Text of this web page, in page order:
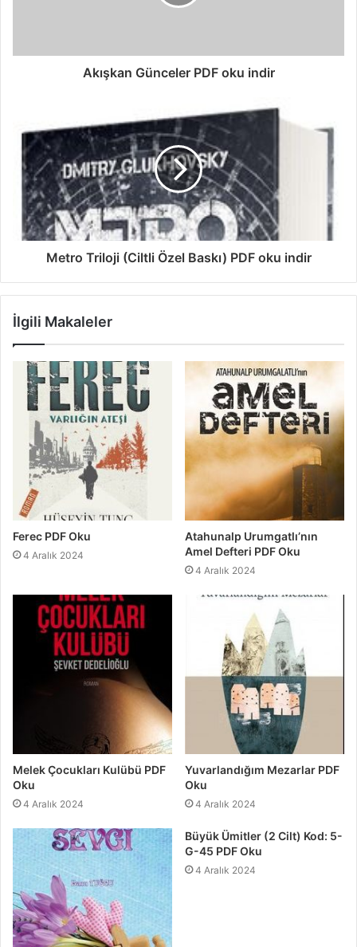
Akışkan Günceler PDF oku indir
Metro Triloji (Ciltli Özel Baskı) PDF oku indir
İlgili Makaleler
Ferec PDF Oku
4 Aralık 2024
Atahunalp Urumgatlı’nın
Amel Defteri PDF Oku
4 Aralık 2024
Melek Çocukları Kulübü PDF
Oku
4 Aralık 2024
Yuvarlandığım Mezarlar PDF
Oku
4 Aralık 2024
Büyük Ümitler (2 Cilt) Kod: 5-
G-45 PDF Oku
4 Aralık 2024